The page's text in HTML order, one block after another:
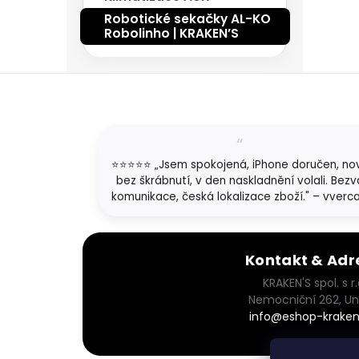
Robotické sekačky AL-KO
Robolinho | KRAKEN’S
⭐⭐⭐⭐⭐ „Jsem spokojená, iPhone doručen,
bez škrábnutí, v den naskladnění volali.
komunikace, česká lokalizace zboží." –
Kontakt &
KRAKEN'S spol. s
Nemocniční 262,
info@eshop-